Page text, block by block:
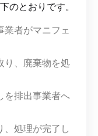
のとおりです。
業者がマニフェ
り、廃棄物を処
を排出事業者へ
、処理が完了し